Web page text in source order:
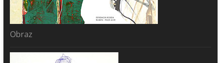
Obraz